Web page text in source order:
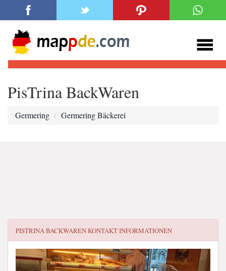
PisTrina BackWaren
Germering Germering Bäckerei
PISTRINA BACKWARENKONTAKT INFORMATIONEN